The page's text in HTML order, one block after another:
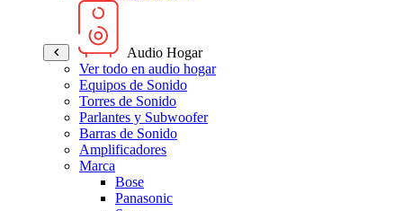
Audio Hogar
Ver todo en audio hogar
Equipos de Sonido
Torres de Sonido
Parlantes y Subwoofer
Barras de Sonido
Amplificadores
Marca
Bose
Panasonic